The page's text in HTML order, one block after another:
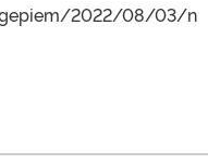
gepiem/2022/08/03/n